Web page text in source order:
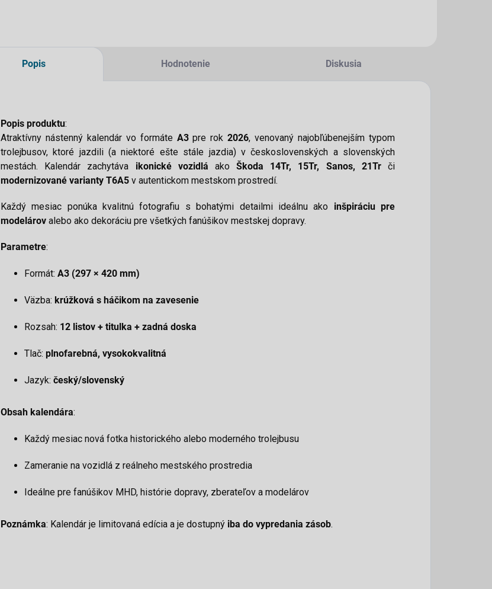
Popis Hodnotenie Diskusia
Popis produktu:
Atraktívny nástenný kalendár vo formáte A3pre rok2026, venovaný najobľúbenejším typom
trolejbusov, ktoré jazdili (a niektoré ešte stále jazdia) v československých a slovenských
mestách. Kalendár zachytáva ikonické vozidlá akoŠkoda 14Tr, 15Tr, Sanos, 21Trči
modernizované varianty T6A5 v autentickom mestskom prostredí.
Každý mesiac ponúka kvalitnú fotografiu s bohatými detailmi ideálnu ako inšpiráciu pre
modelárov alebo ako dekoráciu pre všetkých fanúšikov mestskej dopravy.
Parametre:
Formát: A3 (297 × 420 mm)
Väzba: krúžková s háčikom na zavesenie
Rozsah: 12 listov + titulka + zadná doska
Tlač: plnofarebná, vysokokvalitná
Jazyk: český/slovenský
Obsah kalendára:
Každý mesiac nová fotka historického alebo moderného trolejbusu
Zameranie na vozidlá z reálneho mestského prostredia
Ideálne pre fanúšikov MHD, histórie dopravy, zberateľov a modelárov
Poznámka: Kalendár je limitovaná edícia a je dostupný iba do vypredania zásob.